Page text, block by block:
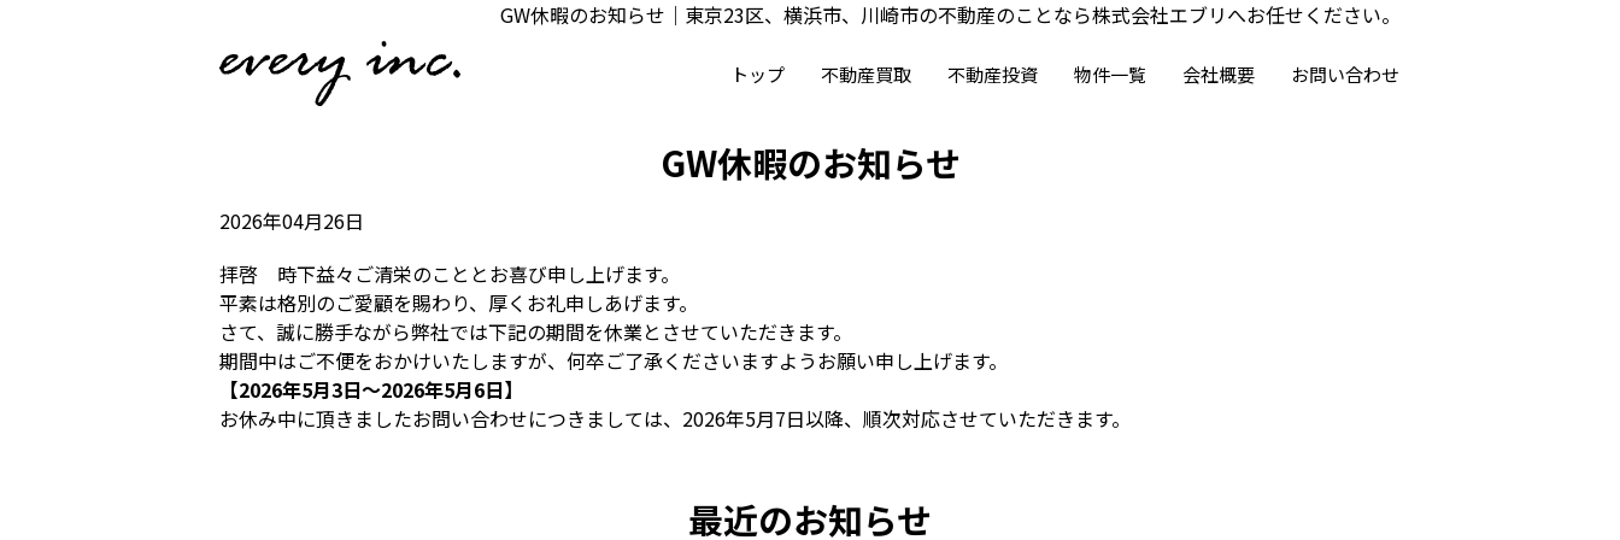
GW休暇のお知らせ｜東京23区、横浜市、川崎市の不動産のことなら株式会社エブリへお任せください。
トップ 不動産買取 不動産投資 物件一覧 会社概要 お問い合わせ
GW休暇のお知らせ
2026年04月26日
拝啓 時下益々ご清栄のこととお喜び申し上げます。
平素は格別のご愛顧を賜わり、厚くお礼申しあげます。
さて、誠に勝手ながら弊社では下記の期間を休業とさせていただきます。
期間中はご不便をおかけいたしますが、何卒ご了承くださいますようお願い申し上げます。
【2026年5月3日～2026年5月6日】
お休み中に頂きましたお問い合わせにつきましては、2026年5月7日以降、順次対応させていただきます。
最近のお知らせ